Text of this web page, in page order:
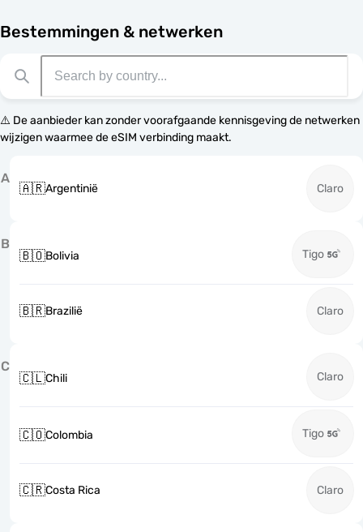
Bestemmingen & netwerken
⚠️ De aanbieder kan zonder voorafgaande kennisgeving de netwerken
wijzigen waarmee de eSIM verbinding maakt.
A
🇦🇷Argentinië Claro
B
🇧🇴Bolivia Tigo
🇧🇷Brazilië Claro
C
🇨🇱Chili Claro
🇨🇴Colombia Tigo
🇨🇷Costa Rica Claro